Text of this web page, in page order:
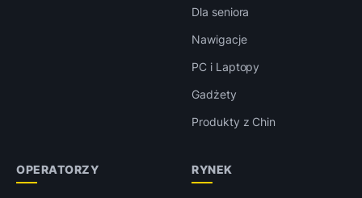
Dla seniora
Nawigacje
PC i Laptopy
Gadżety
Produkty z Chin
OPERATORZY RYNEK